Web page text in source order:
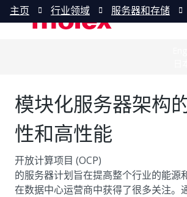
主页 行业领域 服务器和存储
模块化服务器架构
性和高性能
开放计算项目 (OCP)
的服务器计划旨在提高整个行业的能源
在数据中心运营商中获得了很多关注。